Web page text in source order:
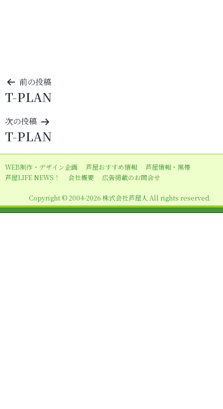
投
稿
ナ
ビ
ゲ
ー
シ
ン
前の投稿
T-PLAN
次の投稿
T-PLAN
WEB制作・デザイン企画 芦屋おすすめ情報
芦屋情報・黒帯
芦屋LIFE NEWS！
会社概要 広告掲載のお問合せ
Copyright © 2004-2026 株式会社芦屋人 All rights reserved.